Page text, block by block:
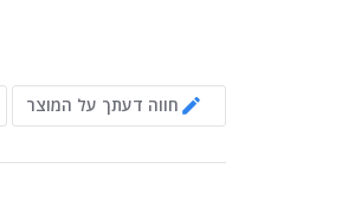
חווה דעתך על המוצר